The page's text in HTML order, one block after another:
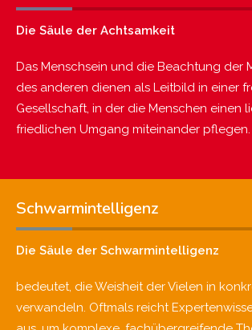
Die Säule der Achtsamkeit
Das Menschsein und die Beachtung der
des anderen dienen als Leitbild in einer
Gesellschaft, in der die Menschen einen
friedlichen Umgang miteinander pflegen.
Schwarmintelligenz
Die Säule der Schwarmintelligenz
bedeutet, die Weisheit der Vielen in
verwandeln. Oftmals reicht